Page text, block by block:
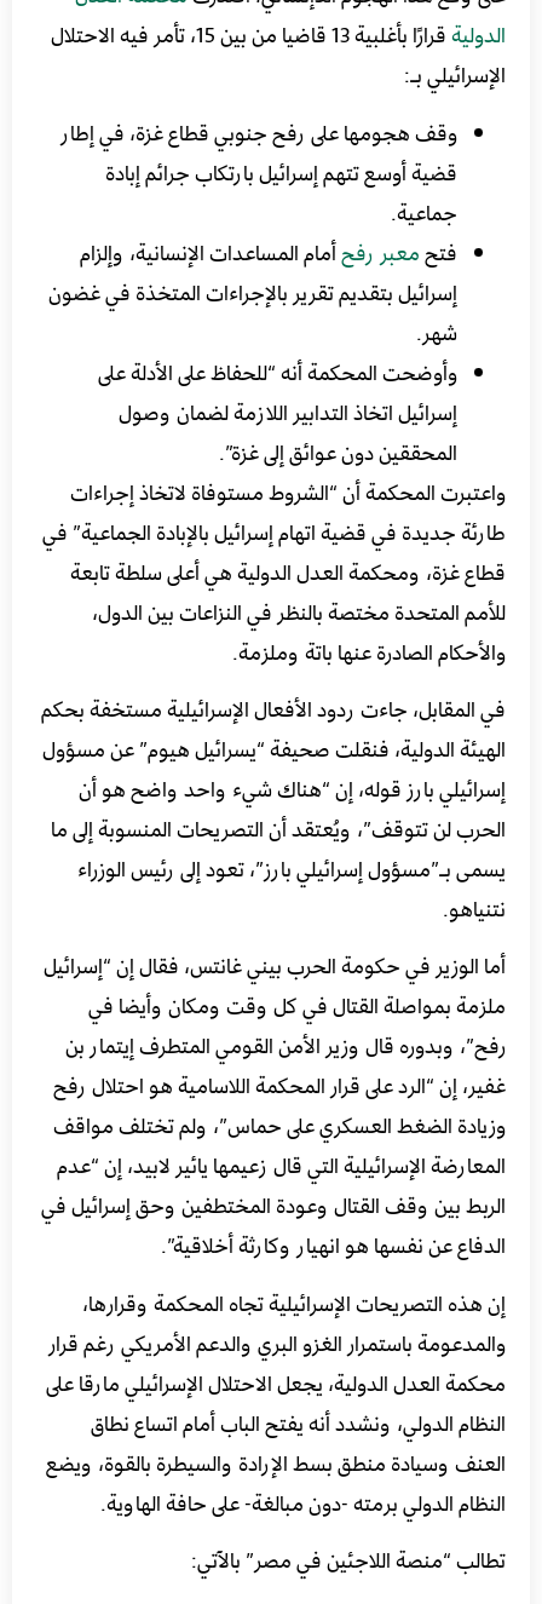
الدولية
قرارًا بأغلبية 13 قاضيا من بين 15، تأمر فيه الاحتلال
الإسرائيلي بـ:
وقف هجومها على رفح جنوبي قطاع غزة، في إطار
قضية أوسع تتهم إسرائيل بارتكاب جرائم إبادة
جماعية.
فتحمعبر رفحأمام المساعدات الإنسانية، وإلزام
إسرائيل بتقديم تقرير بالإجراءات المتخذة في غضون
شهر.
وأوضحت المحكمة أنه “للحفاظ على الأدلة على
إسرائيل اتخاذ التدابير اللازمة لضمان وصول
المحققين دون عوائق إلى غزة”.
واعتبرت المحكمة أن “الشروط مستوفاة لاتخاذ إجراءات
طارئة جديدة في قضية اتهام إسرائيل بالإبادة الجماعية” في
قطاع غزة، ومحكمة العدل الدولية هي أعلى سلطة تابعة
للأمم المتحدة مختصة بالنظر في النزاعات بين الدول،
والأحكام الصادرة عنها باتة وملزمة.
في المقابل، جاءت ردود الأفعال الإسرائيلية مستخفة بحكم
الهيئة الدولية، فنقلت صحيفة “يسرائيل هيوم” عن مسؤول
إسرائيلي بارز قوله، إن “هناك شيء واحد واضح هو أن
الحرب لن تتوقف”، ويُعتقد أن التصريحات المنسوبة إلى ما
يسمى بـ”مسؤول إسرائيلي بارز”، تعود إلى رئيس الوزراء
نتنياهو.
أما الوزير في حكومة الحرب بيني غانتس، فقال إن “إسرائيل
ملزمة بمواصلة القتال في كل وقت ومكان وأيضا في
رفح”، وبدوره قال وزير الأمن القومي المتطرف إيتمار بن
غفير، إن “الرد على قرار المحكمة اللاسامية هو احتلال رفح
وزيادة الضغط العسكري على حماس”، ولم تختلف مواقف
المعارضة الإسرائيلية التي قال زعيمها يائير لابيد، إن “عدم
الربط بين وقف القتال وعودة المختطفين وحق إسرائيل في
الدفاع عن نفسها هو انهيار وكارثة أخلاقية”.
إن هذه التصريحات الإسرائيلية تجاه المحكمة وقرارها،
والمدعومة باستمرار الغزو البري والدعم الأمريكي رغم قرار
محكمة العدل الدولية، يجعل الاحتلال الإسرائيلي مارقا على
النظام الدولي، ونشدد أنه يفتح الباب أمام اتساع نطاق
العنف وسيادة منطق بسط الإرادة والسيطرة بالقوة، ويضع
النظام الدولي برمته -دون مبالغة- على حافة الهاوية.
تطالب “منصة اللاجئين في مصر” بالآتي: